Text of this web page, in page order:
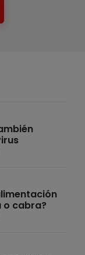
o cabra?